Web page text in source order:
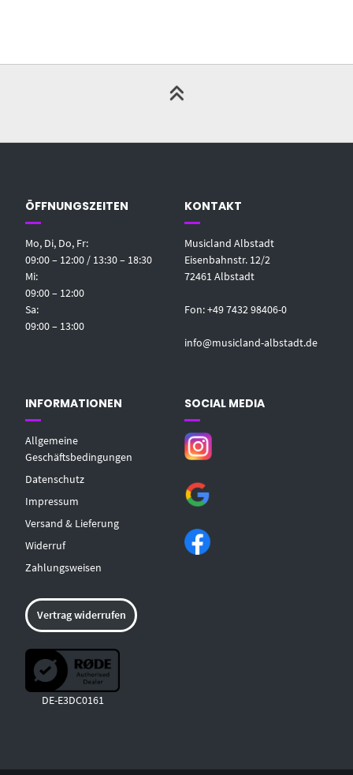
ÖFFNUNGSZEITEN
Mo, Di, Do, Fr:
09:00 – 12:00 / 13:30 – 18:30
Mi:
09:00 – 12:00
Sa:
09:00 – 13:00
KONTAKT
Musicland Albstadt
Eisenbahnstr. 12/2
72461 Albstadt
Fon: +49 7432 98406-0
info@musicland-albstadt.de
INFORMATIONEN
Allgemeine
Geschäftsbedingungen
Datenschutz
Impressum
Versand & Lieferung
Widerruf
Zahlungsweisen
SOCIAL MEDIA
Vertrag widerrufen
DE-E3DC0161